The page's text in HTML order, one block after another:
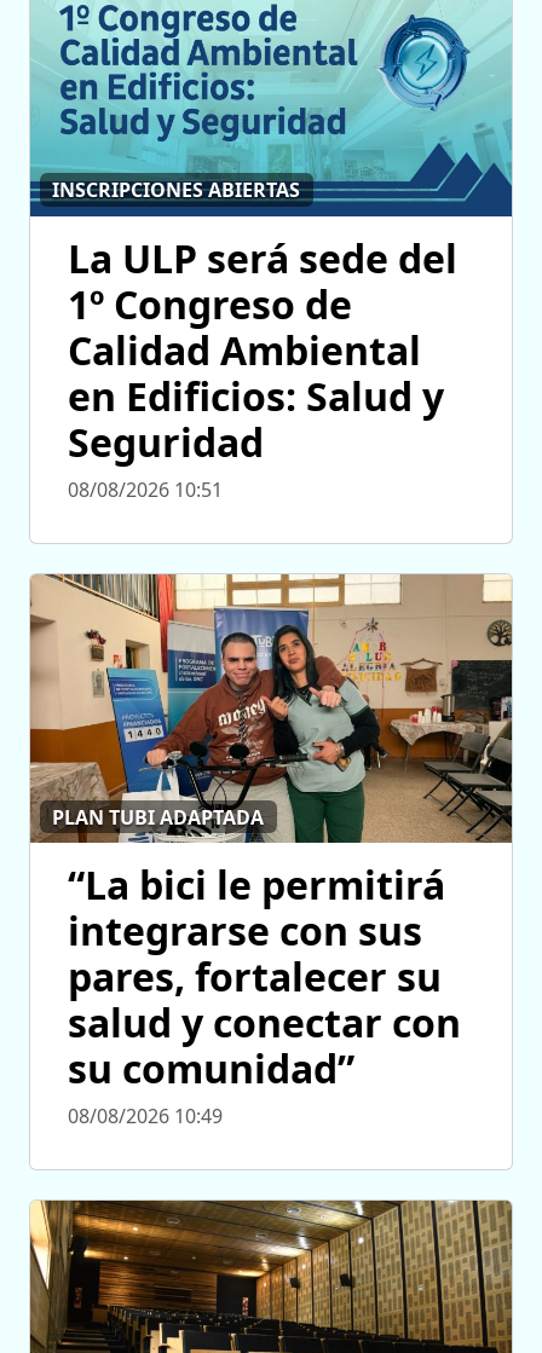
INSCRIPCIONES ABIERTAS
La ULP será sede del
1º Congreso de
Calidad Ambiental
en Edificios: Salud y
Seguridad
08/08/2026 10:51
PLAN TUBI ADAPTADA
“La bici le permitirá
integrarse con sus
pares, fortalecer su
salud y conectar con
su comunidad”
08/08/2026 10:49